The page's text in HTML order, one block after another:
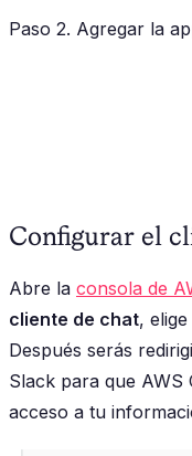
Paso 2. Agregar la
Configurar el
Abre la consola de
cliente de chat, elige
Después serás
Slack para que AWS
acceso a tu